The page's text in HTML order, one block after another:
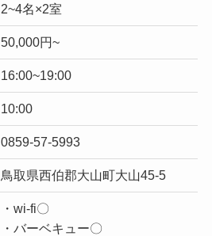
2~4名×2室
50,000円~
16:00~19:00
10:00
0859-57-5993
鳥取県西伯郡大山町大山45-5
・wi-fi〇
・バーベキュー〇